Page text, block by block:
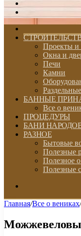
skin
Проекты и
Окна и
Печи
Камни
БАННЫЕ
Все о
ПРОЦЕДУРЫ
БАНИ
РАЗНОЕ
Бытовые
Полезные
Полезное
Полезные
Главная/Все о вениках/